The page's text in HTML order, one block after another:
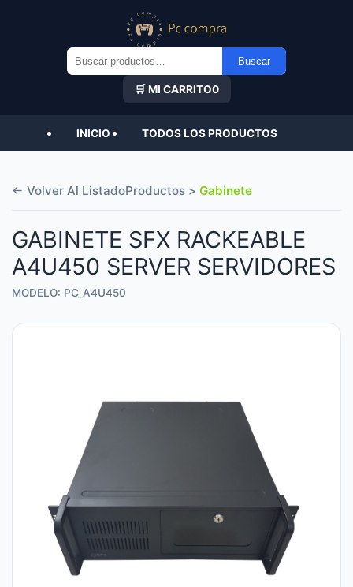
Buscar
por:
Buscar
🛒 MI CARRITO0
INICIO TODOS LOS PRODUCTOS
← Volver Al ListadoProductos > Gabinete
GABINETE SFX RACKEABLE
A4U450 SERVER SERVIDORES
MODELO: PC_A4U450